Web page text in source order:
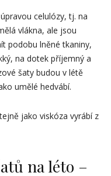
celulózy, tj. na
vlákna, ale jsou
podobu lněné tkaniny,
na dotek příjemný a
šaty budou v létě
umělé hedvábí.
jako viskóza vyrábí z
na léto –